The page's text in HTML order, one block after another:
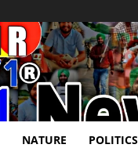
NATURE POLITICS